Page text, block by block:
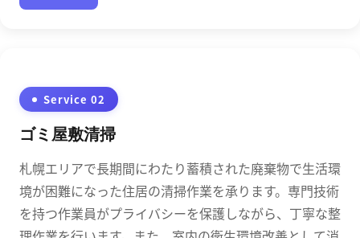
Service 02
ゴミ屋敷清掃
札幌エリアで長期間にわたり蓄積された廃棄物で生活環
境が困難になった住居の清掃作業を承ります。専門技術
を持つ作業員がプライバシーを保護しながら、丁寧な整